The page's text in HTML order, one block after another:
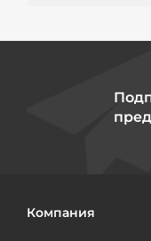
Компания